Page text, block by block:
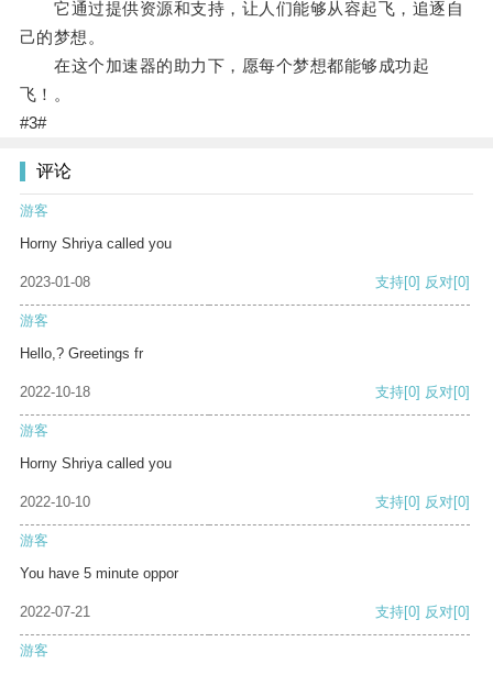
它通过提供资源和支持，让人们能够从容起飞，追逐自
己的梦想。
在这个加速器的助力下，愿每个梦想都能够成功起
飞！。
#3#
评论
游客
Horny Shriya called you
2023-01-08 支持[0] 反对[0]
游客
Hello,? Greetings fr
2022-10-18 支持[0] 反对[0]
游客
Horny Shriya called you
2022-10-10 支持[0] 反对[0]
游客
You have 5 minute oppor
2022-07-21 支持[0] 反对[0]
游客